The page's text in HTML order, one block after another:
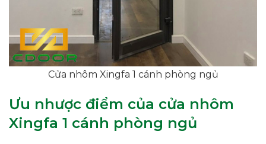
Cửa nhôm Xingfa 1 cánh phòng ngủ
Ưu nhược điểm của cửa nhôm
Xingfa 1 cánh phòng ngủ